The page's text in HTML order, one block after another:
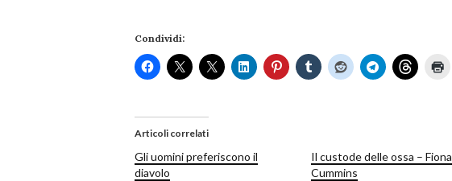
Condividi:
Articoli correlati
Gli uomini preferiscono il
diavolo
Il custode delle ossa – Fiona
Cummins